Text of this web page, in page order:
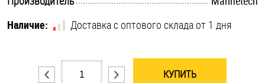
Хомуты
Шпильки
Наличие:
Доставка с оптового склада от 1 дня
КУПИТЬ